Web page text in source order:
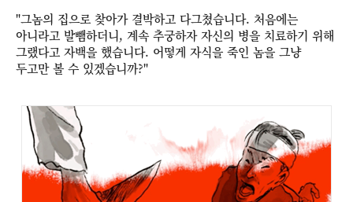
"그놈의 집으로 찾아가 결박하고 다그쳤습니다. 처음에는
아니라고 발뺌하더니, 계속 추궁하자 자신의 병을 치료하기 위해
그랬다고 자백을 했습니다. 어떻게 자식을 죽인 놈을 그냥
두고만 볼 수 있겠습니까?"